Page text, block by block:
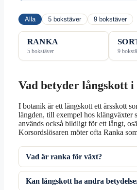
Alla 5 bokstäver 9 bokstäver
RANKA
5 bokstäver 9
Vad betyder långskott
I botanik är ett långskott ett årsskott
längden, till exempel hos klängväxter
används också bildligt för ett långt,
Korsordslösaren möter ofta Ranka
Vad är ranka för växt?
Kan långskott ha andra